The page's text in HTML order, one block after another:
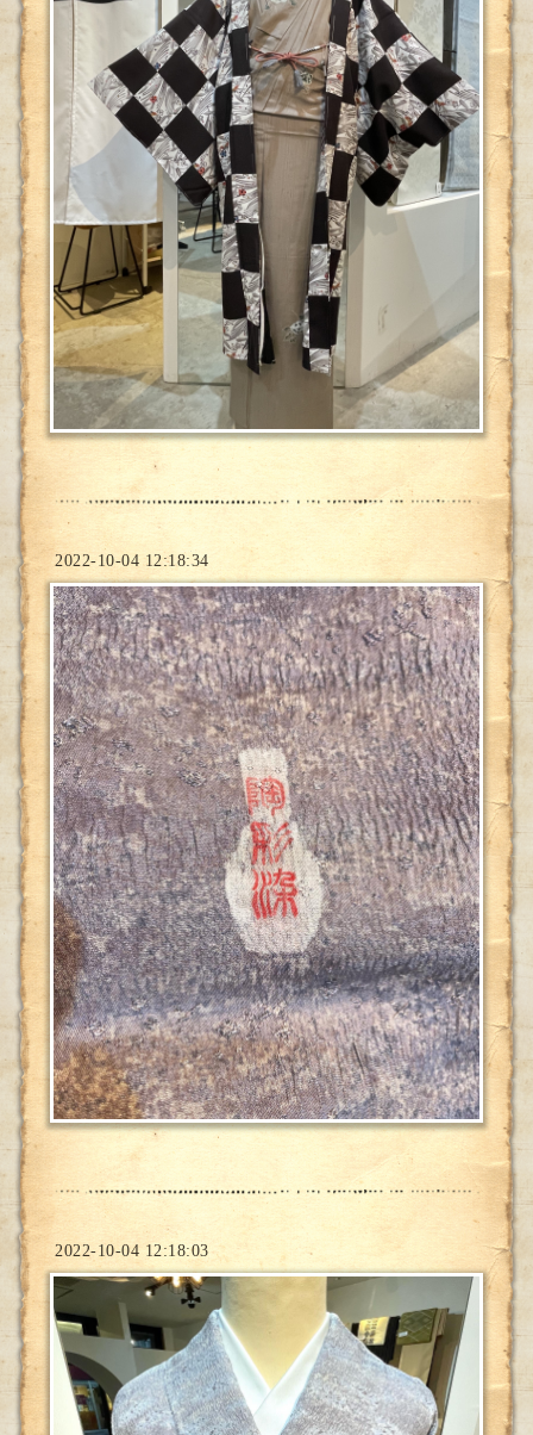
2022-10-04 12:18:34
2022-10-04 12:18:03